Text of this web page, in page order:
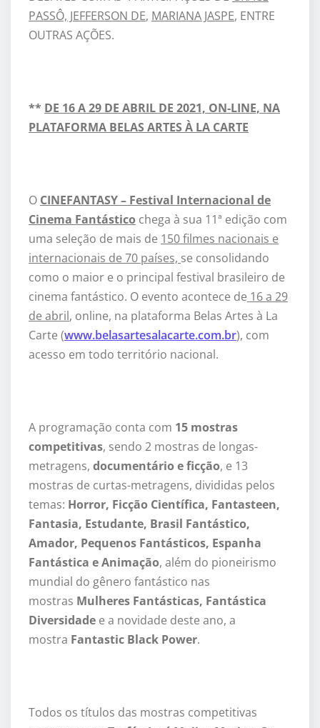
PASSÔ, JEFFERSON DE, MARIANA JASPE, ENTRE
OUTRAS AÇÕES.
** DE 16 A 29 DE ABRIL DE 2021, ON-LINE, NA
PLATAFORMA BELAS ARTES À LA CARTE
O CINEFANTASY – Festival Internacional de
Cinema Fantástico chega à sua 11ª edição com
uma seleção de mais de 150 filmes nacionais e
internacionais de 70 países, se consolidando
como o maior e o principal festival brasileiro de
cinema fantástico. O evento acontece de 16 a 29
de abril, online, na plataforma Belas Artes à La
Carte (www.belasartesalacarte.com.br), com
acesso em todo território nacional.
A programação conta com 15 mostras
competitivas, sendo 2 mostras de longas-
metragens, documentário e ficção, e 13
mostras de curtas-metragens, divididas pelos
temas: Horror, Ficção Científica, Fantasteen,
Fantasia, Estudante, Brasil Fantástico,
Amador, Pequenos Fantásticos, Espanha
Fantástica e Animação, além do pioneirismo
mundial do gênero fantástico nas
mostras Mulheres Fantásticas, Fantástica
Diversidade e a novidade deste ano, a
mostra Fantastic Black Power.
Todos os títulos das mostras competitivas